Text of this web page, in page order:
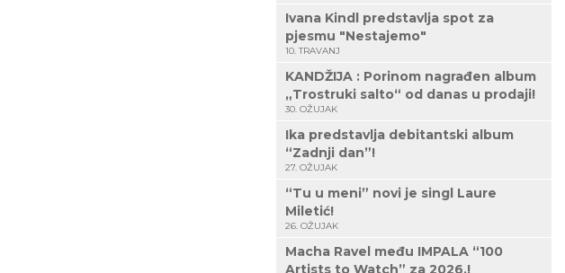
Ivana Kindl predstavlja spot za
pjesmu "Nestajemo"
10. TRAVANJ
KANDŽIJA : Porinom nagrađen album
„Trostruki salto“ od danas u prodaji!
30. OŽUJAK
Ika predstavlja debitantski album
“Zadnji dan”!
27. OŽUJAK
“Tu u meni” novi je singl Laure
Miletić!
26. OŽUJAK
Macha Ravel među IMPALA “100
Artists to Watch” za 2026.!